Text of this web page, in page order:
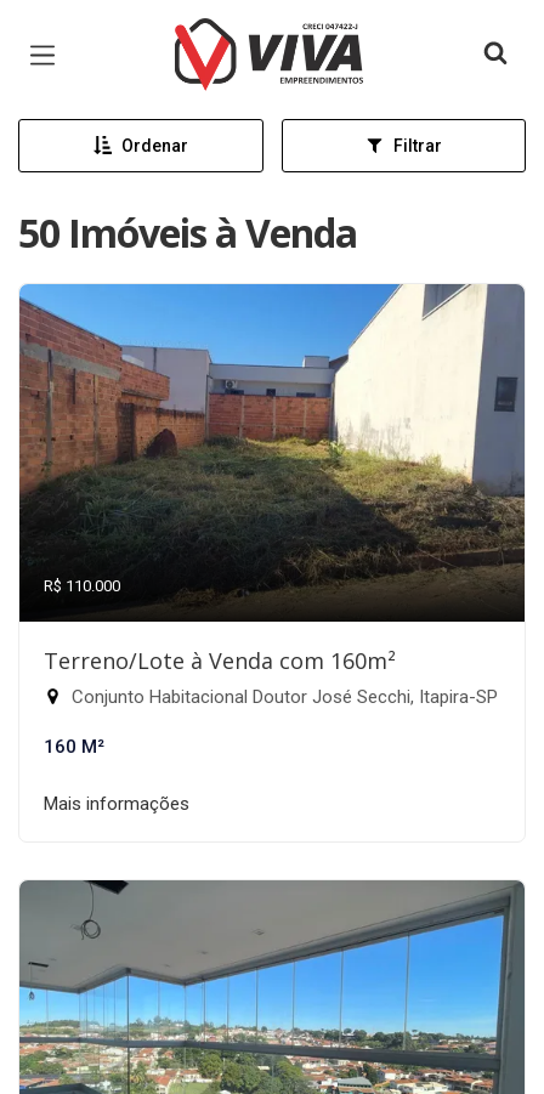
Página inicial
Ordenar Filtrar
50 Imóveis à Venda
R$ 110.000
Terreno/Lote à Venda com 160m²
Conjunto Habitacional Doutor José Secchi, Itapira-SP
160 M²
Mais informações